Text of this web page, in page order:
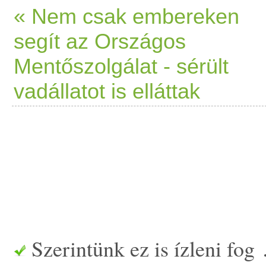
mutatjuk a legjobbfűszer
grillezéshez.Növényi
technika, hanem… The
pácokkal űzheted
« Nem csak embereken
segít az Országos
Mentőszolgálat - sérült
vadállatot is elláttak
Szerintünk ez is ízleni